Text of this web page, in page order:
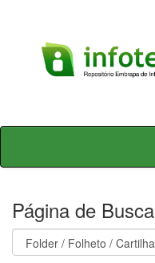
Skip
Página de Busca